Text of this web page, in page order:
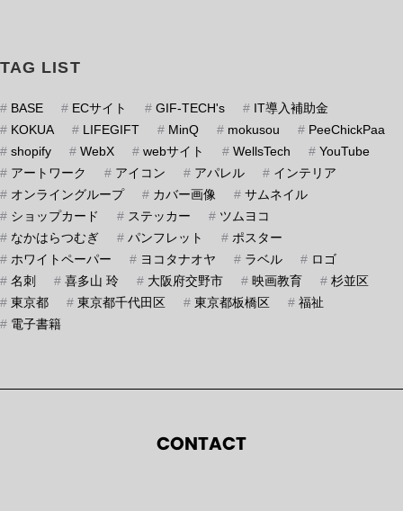
TAG LIST
# BASE # ECサイト # GIF-TECH's # IT導入補助金
# KOKUA # LIFEGIFT # MinQ # mokusou # PeeChickPaa
# shopify # WebX # webサイト # WellsTech # YouTube
# アートワーク # アイコン # アパレル # インテリア
# オンライングループ # カバー画像 # サムネイル
# ショップカード # ステッカー # ツムヨコ
# なかはらつむぎ # パンフレット # ポスター
# ホワイトペーパー # ヨコタナオヤ # ラベル # ロゴ
# 名刺 # 喜多山 玲 # 大阪府交野市 # 映画教育 # 杉並区
# 東京都 # 東京都千代田区 # 東京都板橋区 # 福祉
# 電子書籍
CONTACT